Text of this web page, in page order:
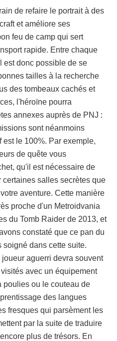
de refaire le portrait à des
et améliore ses
feu de camp qui sert
rapide. Entre chaque
est donc possible de se
tailles à la recherche
des tombeaux cachés et
l'héroïne pourra
annexes auprès de PNJ :
sont néanmoins
le 100%. Par exemple,
de quête vous
qu'il est nécessaire de
salles secrètes que
aventure. Cette manière
proche d'un Metroidvania
du Tomb Raider de 2013, et
constaté que ce pan du
dans cette suite.
aguerri devra souvent
avec un équipement
poulies ou le couteau de
des langues
fresques qui parsèment les
par la suite de traduire
plus de trésors. En